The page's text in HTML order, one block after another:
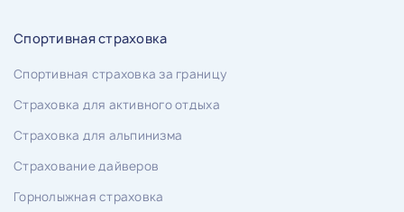
Спортивная страховка
Спортивная страховка за границу
Страховка для активного отдыха
Страховка для альпинизма
Страхование дайверов
Горнолыжная страховка